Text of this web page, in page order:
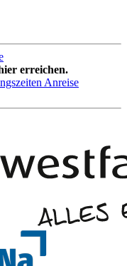
erreichen.
Anreise